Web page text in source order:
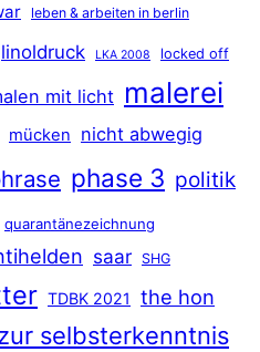
leben & arbeiten in berlin
linoldruck LKA 2008 locked off
mit licht malerei
mücken nicht abwegig
phase 3 politik
quarantänezeichnung
saar SHG
TDBK 2021 the hon
selbsterkenntnis